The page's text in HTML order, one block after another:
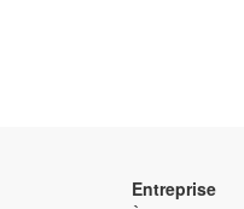
Entreprise